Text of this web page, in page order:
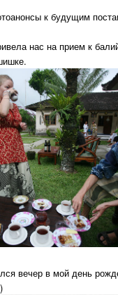
к будущим
нас на прием к
вечер в мой день
)